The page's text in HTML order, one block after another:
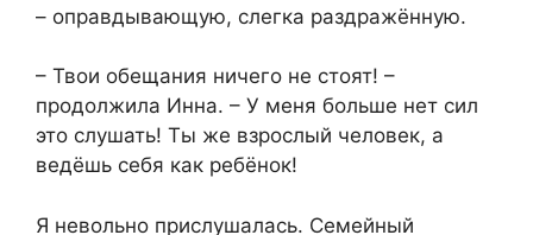
– оправдывающую, слегка раздражённую.
– Твои обещания ничего не стоят! –
продолжила Инна. – У меня больше нет сил
это слушать! Ты же взрослый человек, а
ведёшь себя как ребёнок!
Я невольно прислушалась. Семейный